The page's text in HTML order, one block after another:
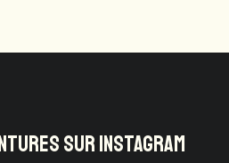
SUR INSTAGRAM